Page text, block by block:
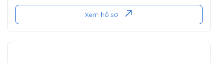
Xem hồ sơ